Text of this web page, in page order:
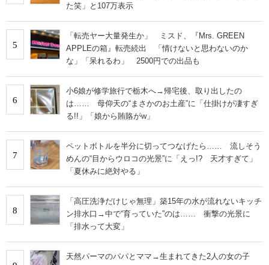
た笑」と107万表示
5
「転売ヤー大量発生か」 ミスド、『Mrs. GREEN
APPLEの箱』転売続出 「情けないと思わないのか
な」「呆れるわ」 2500円での出品も
6
小6娘が修学旅行で栃木へ→帰宅後、取り出したの
は…… 母仰天の“まさかのお土産”に「仕掛けが凄すぎ
る!!」「娘から賄賂がw」
7
ペットボトルを半分に切ってつなげたら…… 流しそう
めんの“目からウロコの光景”に「えっ!? 天才すぎて」
「夏休みに絶対やる」
8
「高圧洗浄だけじゃ無理」築15年の水が流れないキッチ
ン排水口→中で“育っていた”のは…… 衝撃の光景に
「排水って大変」
天然パーマのパパとママ→生まれてきた2人の女の子